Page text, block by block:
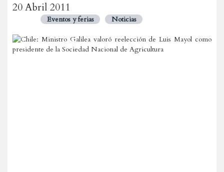
20 Abril 2011
Eventos y ferias Noticias